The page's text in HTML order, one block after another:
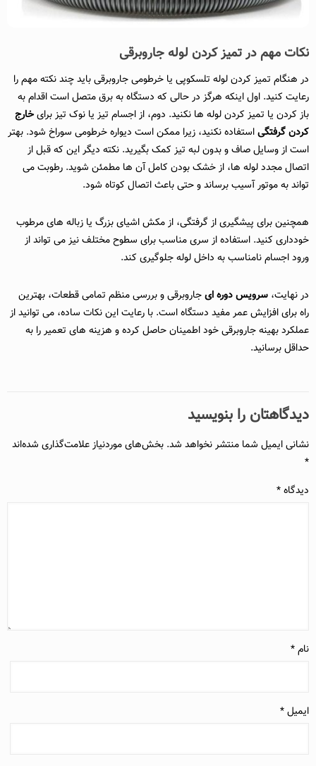
نکات مهم در تمیز کردن لوله جاروبرقی
در هنگام تمیز کردن لوله تلسکوپی یا خرطومی جاروبرقی باید چند نکته مهم را
رعایت کنید. اول اینکه هرگز در حالی که دستگاه به برق متصل است اقدام به
باز کردن یا تمیز کردن لوله ها نکنید. دوم، از اجسام تیز یا نوک‌ تیز برایخارج
کردن گرفتگیاستفاده نکنید، زیرا ممکن است دیواره خرطومی سوراخ شود. بهتر
است از وسایل صاف و بدون لبه تیز کمک بگیرید. نکته دیگر این که قبل از
اتصال مجدد لوله‌ ها، از خشک بودن کامل آن‌ ها مطمئن شوید. رطوبت می‌
تواند به موتور آسیب برساند و حتی باعث اتصال کوتاه شود.
همچنین برای پیشگیری از گرفتگی، از مکش اشیای بزرگ یا زباله‌ های مرطوب
خودداری کنید. استفاده از سری مناسب برای سطوح مختلف نیز می‌ تواند از
ورود اجسام نامناسب به داخل لوله جلوگیری کند.
در نهایت، سرویس دوره‌ ایجاروبرقی و بررسی منظم تمامی قطعات، بهترین
راه برای افزایش عمر مفید دستگاه است. با رعایت این نکات ساده، می‌ توانید از
عملکرد بهینه جاروبرقی خود اطمینان حاصل کرده و هزینه‌ های تعمیر را به
حداقل برسانید.
دیدگاهتان را بنویسید
نشانی ایمیل شما منتشر نخواهد شد. بخش‌های موردنیاز علامت‌گذاری شده‌اند
*
دیدگاه*
نام*
ایمیل*